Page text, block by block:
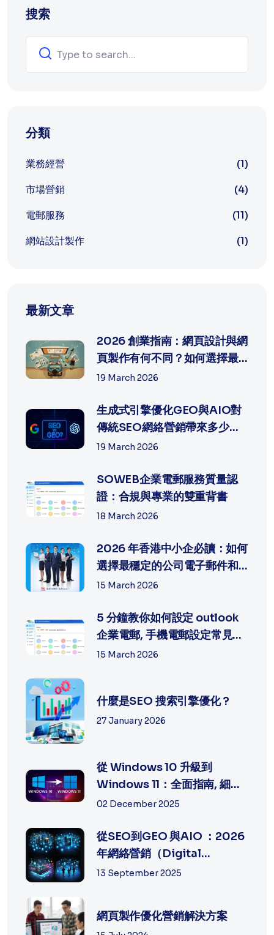
搜索
分類
業務經營
(1)
市場營銷
(4)
電郵服務
(11)
網站設計製作
(1)
最新文章
2026 創業指南：網頁設計與網
頁製作有何不同？如何選擇最
適合中...
19 March 2026
生成式引擎優化GEO與AIO對
傳統SEO網絡營銷帶來多少沖
擊?
19 March 2026
SOWEB企業電郵服務質量認
證：合規與專業的雙重背書
18 March 2026
2026 年香港中小企必讀：如何
選擇最穩定的公司電子郵件和
網頁製...
15 March 2026
5 分鐘教你如何設定 outlook
企業電郵, 手機電郵設定常見問
題排...
15 March 2026
什麼是SEO 搜索引擎優化 ?
27 January 2026
從 Windows 10 升級到
Windows 11：全面指南, 細節
及方法
02 December 2025
從SEO到GEO 與AIO ：2026
年網絡營銷（Digital
Marketing）的策...
13 September 2025
網頁製作優化營銷解決方案